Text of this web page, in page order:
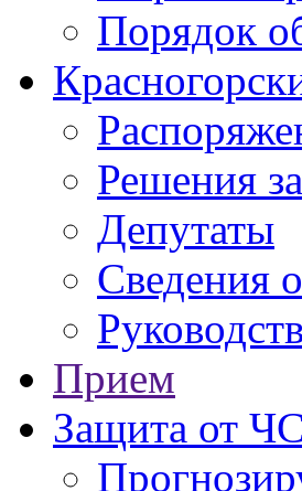
Порядок
Решения
Депутаты
Сведения
Прием
Защита от ЧС